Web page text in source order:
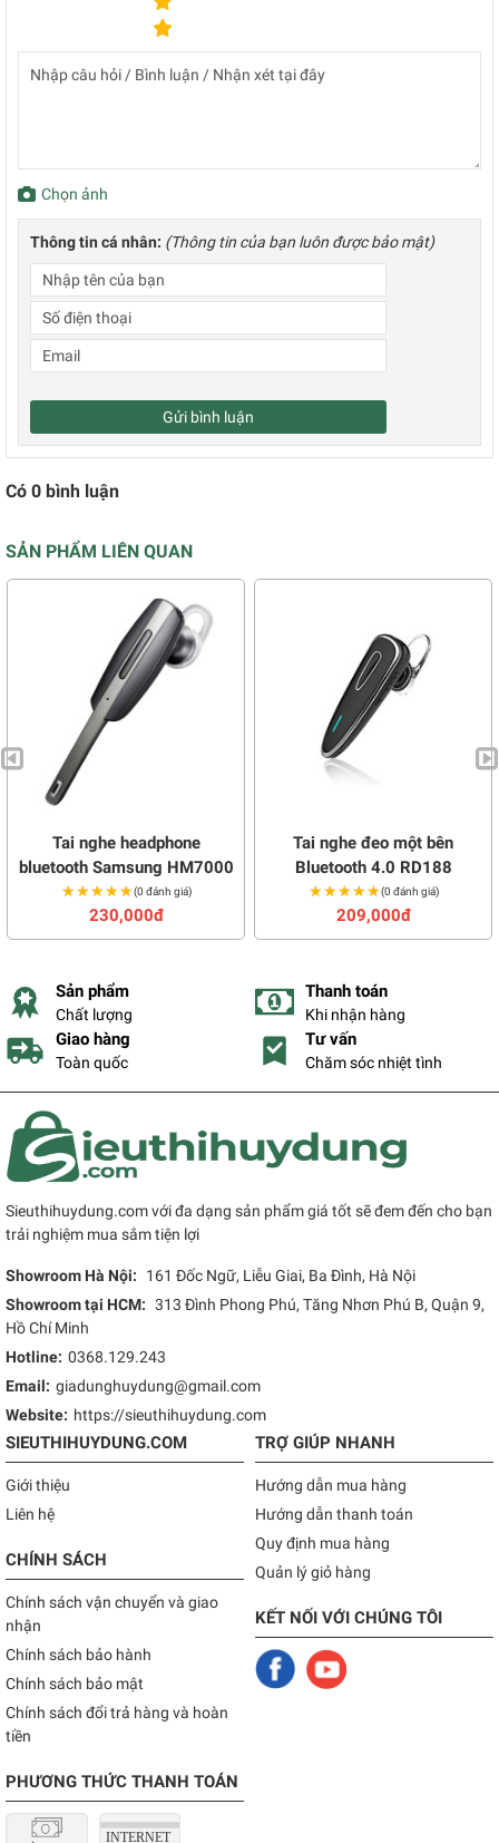
Chọn ảnh
Thông tin cá nhân: (Thông tin của bạn luôn được bảo mật)
Gửi bình luận
Có 0 bình luận
SẢN PHẨM LIÊN QUAN
Tai nghe headphone
bluetooth Samsung HM7000
★★★★★
★★★★★(0 đánh giá)
230,000đ
Tai nghe đeo một bên
Bluetooth 4.0 RD188
★★★★★
★★★★★(0 đánh giá)
209,000đ
Sản phẩm
Chất lượng
Thanh toán
Khi nhận hàng
Giao hàng
Toàn quốc
Tư vấn
Chăm sóc nhiệt tình
Sieuthihuydung.com với đa dạng sản phẩm giá tốt sẽ đem đến cho bạn
trải nghiệm mua sắm tiện lợi
Showroom Hà Nội:
161 Đốc Ngữ, Liễu Giai, Ba Đình, Hà Nội
Showroom tại HCM: 313 Đình Phong Phú, Tăng Nhơn Phú B, Quận 9,
Hồ Chí Minh
Hotline: 0368.129.243
Email: giadunghuydung@gmail.com
Website: https://sieuthihuydung.com
SIEUTHIHUYDUNG.COM
Giới thiệu
Liên hệ
CHÍNH SÁCH
Chính sách vận chuyển và giao
nhận
Chính sách bảo hành
Chính sách bảo mật
Chính sách đổi trả hàng và hoàn
tiền
PHƯƠNG THỨC THANH TOÁN
TRỢ GIÚP NHANH
Hướng dẫn mua hàng
Hướng dẫn thanh toán
Quy định mua hàng
Quản lý giỏ hàng
KẾT NỐI VỚI CHÚNG TÔI